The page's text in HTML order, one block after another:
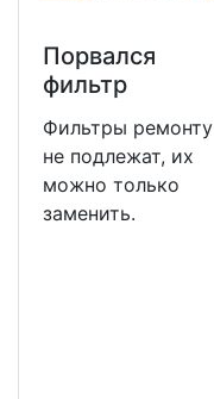
Порвался
фильтр
Фильтры ремонту
не подлежат, их
можно только
заменить.